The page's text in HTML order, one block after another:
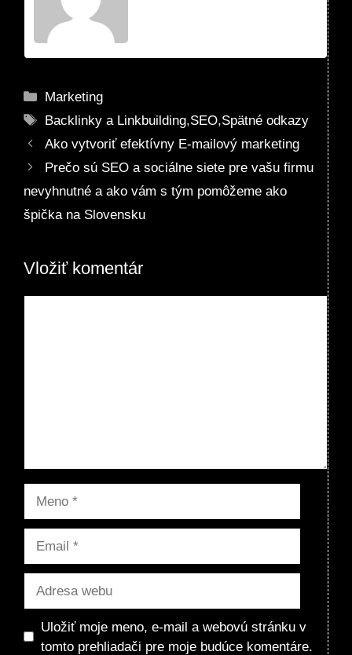
Kategórie
Marketing
Značky
Backlinky a Linkbuilding,SEO,Spätné odkazy
Ako vytvoriť efektívny E-mailový marketing
Prečo sú SEO a sociálne siete pre vašu firmu
nevyhnutné a ako vám s tým pomôžeme ako
špička na Slovensku
Vložiť komentár
Uložiť moje meno, e-mail a webovú stránku v
tomto prehliadači pre moje budúce komentáre.